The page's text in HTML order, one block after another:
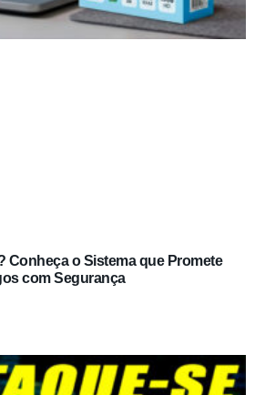
Conheça o Sistema que Promete
com Segurança